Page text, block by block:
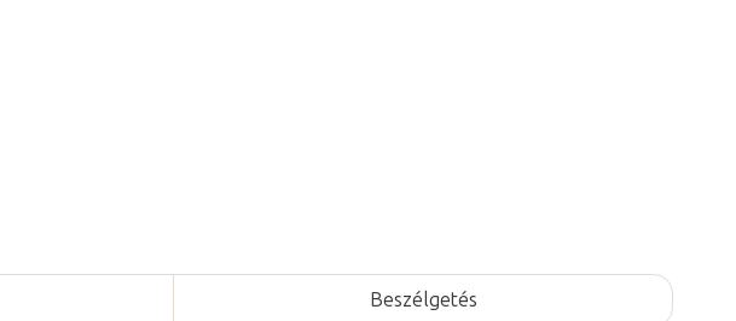
Beszélgetés